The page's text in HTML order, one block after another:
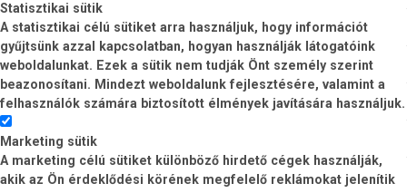
Statisztikai sütik
A statisztikai célú sütiket arra használjuk, hogy információt
gyűjtsünk azzal kapcsolatban, hogyan használják látogatóink
weboldalunkat. Ezek a sütik nem tudják Önt személy szerint
beazonosítani. Mindezt weboldalunk fejlesztésére, valamint a
felhasználók számára biztosított élmények javítására használjuk.
Marketing sütik
A marketing célú sütiket különböző hirdető cégek használják,
akik az Ön érdeklődési körének megfelelő reklámokat jelenítik